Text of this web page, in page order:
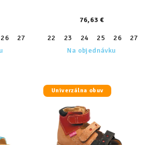
26 27 29 30
31
76,63 €
22 23 24 25 26 27
Na objednávku
Univerzálna obuv